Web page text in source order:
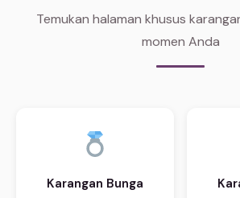
Temukan halaman khusus
momen Anda
Karangan Bunga